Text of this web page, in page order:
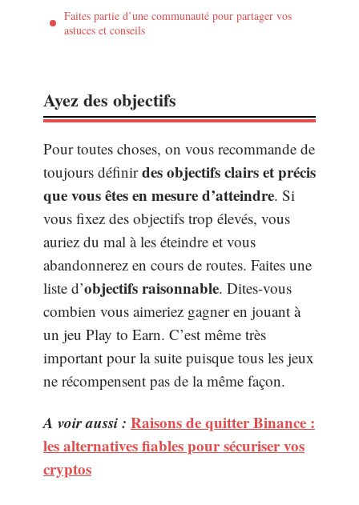
Faites partie d’une communauté pour partager vos
astuces et conseils
Ayez des objectifs
Pour toutes choses, on vous recommande de
toujours définirdes objectifs clairs et précis
que vous êtes en mesure d’atteindre. Si
vous fixez des objectifs trop élevés, vous
auriez du mal à les éteindre et vous
abandonnerez en cours de routes. Faites une
liste d’objectifs raisonnable. Dites-vous
combien vous aimeriez gagner en jouant à
un jeu Play to Earn. C’est même très
important pour la suite puisque tous les jeux
ne récompensent pas de la même façon.
A voir aussi : Raisons de quitter Binance :
les alternatives fiables pour sécuriser vos
cryptos